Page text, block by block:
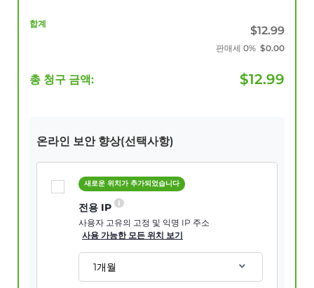
합계
$12.99
판매세 0% $0.00
총 청구 금액: $12.99
온라인 보안 향상(선택사항)
새로운 위치가 추가되었습니다
전용 IP
사용자 고유의 고정 및 익명 IP 주소
사용 가능한 모든 위치 보기
1개월